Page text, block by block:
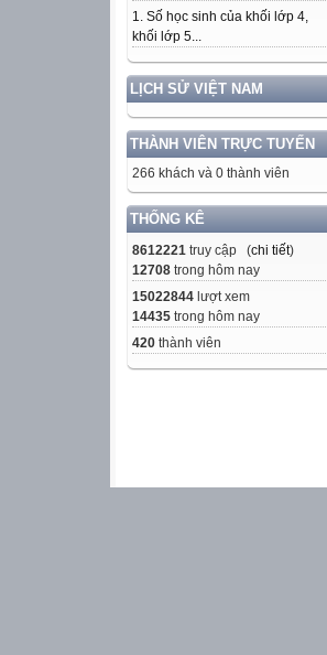
1. Số học sinh của khối lớp 4,
khối lớp 5...
LỊCH SỬ VIỆT NAM
THÀNH VIÊN TRỰC TUYẾN
266 khách và 0 thành viên
THỐNG KÊ
8612221 truy cập (chi tiết)
12708 trong hôm nay
15022844 lượt xem
14435 trong hôm nay
420 thành viên